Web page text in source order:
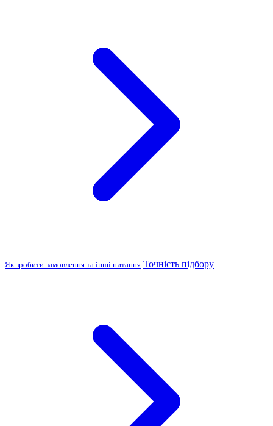
Як зробити замовлення та інші питання Точність підбору